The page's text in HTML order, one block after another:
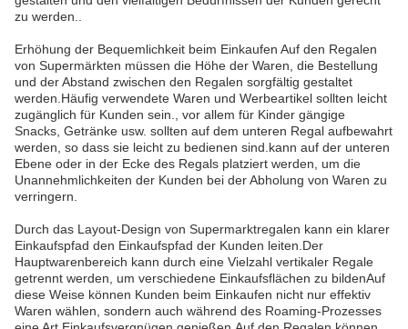
zu werden..
Erhöhung der Bequemlichkeit beim Einkaufen Auf den Regalen
von Supermärkten müssen die Höhe der Waren, die Bestellung
und der Abstand zwischen den Regalen sorgfältig gestaltet
werden.Häufig verwendete Waren und Werbeartikel sollten leicht
zugänglich für Kunden sein., vor allem für Kinder gängige
Snacks, Getränke usw. sollten auf dem unteren Regal aufbewahrt
werden, so dass sie leicht zu bedienen sind.kann auf der unteren
Ebene oder in der Ecke des Regals platziert werden, um die
Unannehmlichkeiten der Kunden bei der Abholung von Waren zu
verringern.
Durch das Layout-Design von Supermarktregalen kann ein klarer
Einkaufspfad den Einkaufspfad der Kunden leiten.Der
Hauptwarenbereich kann durch eine Vielzahl vertikaler Regale
getrennt werden, um verschiedene Einkaufsflächen zu bildenAuf
diese Weise können Kunden beim Einkaufen nicht nur effektiv
Waren wählen, sondern auch während des Roaming-Prozesses